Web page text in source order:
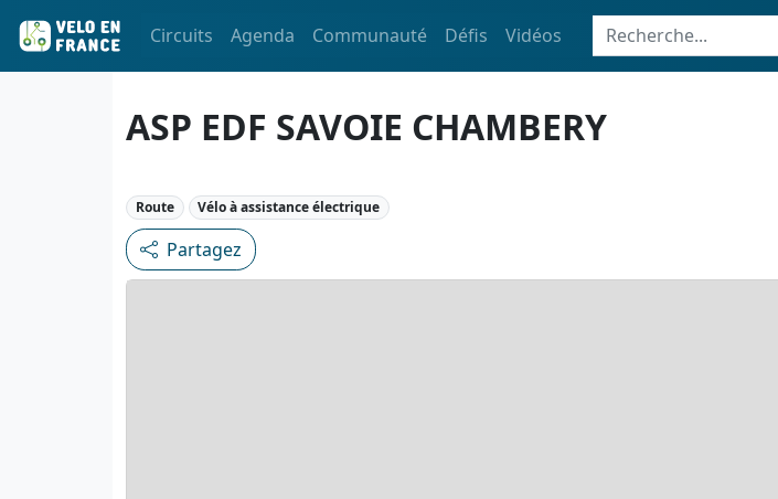
Circuits Agenda Communauté Défis Vidéos
ASP EDF SAVOIE CHAMBERY
Route Vélo à assistance électrique
Partagez